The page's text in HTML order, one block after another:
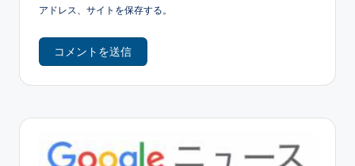
アドレス、サイトを保存する。